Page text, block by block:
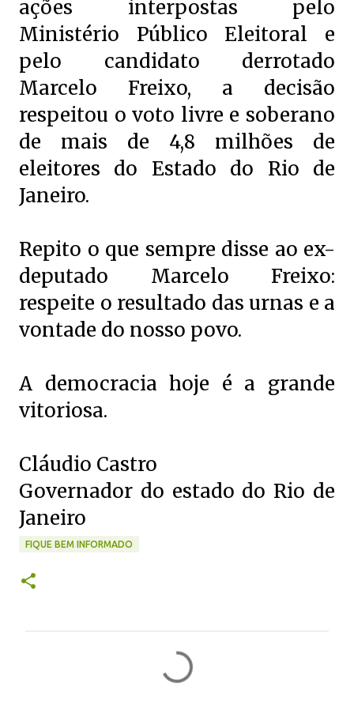
ações interpostas pelo
Ministério Público Eleitoral e
pelo candidato derrotado
Marcelo Freixo, a decisão
respeitou o voto livre e soberano
de mais de 4,8 milhões de
eleitores do Estado do Rio de
Janeiro.
Repito o que sempre disse ao ex-
deputado Marcelo Freixo:
respeite o resultado das urnas e a
vontade do nosso povo.
A democracia hoje é a grande
vitoriosa.
Cláudio Castro
Governador do estado do Rio de
Janeiro
FIQUE BEM INFORMADO